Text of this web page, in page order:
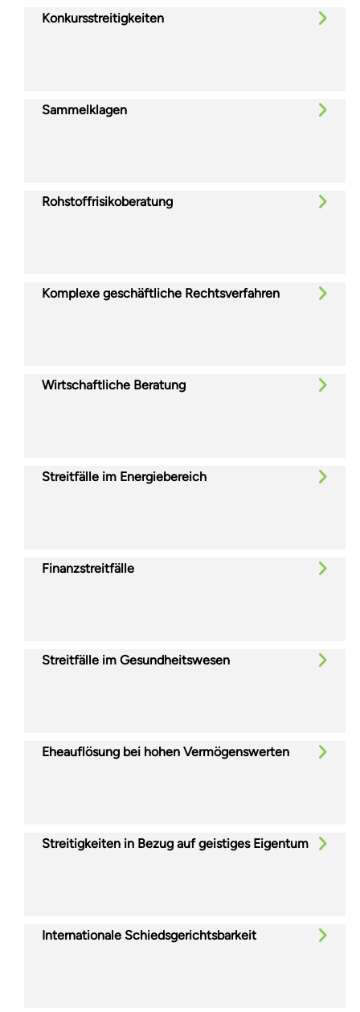
Konkursstreitigkeiten
Sammelklagen
Rohstoffrisikoberatung
Komplexe geschäftliche Rechtsverfahren
Wirtschaftliche Beratung
Streitfälle im Energiebereich
Finanzstreitfälle
Streitfälle im Gesundheitswesen
Eheauflösung bei hohen Vermögenswerten
Streitigkeiten in Bezug auf geistiges Eigentum
Internationale Schiedsgerichtsbarkeit